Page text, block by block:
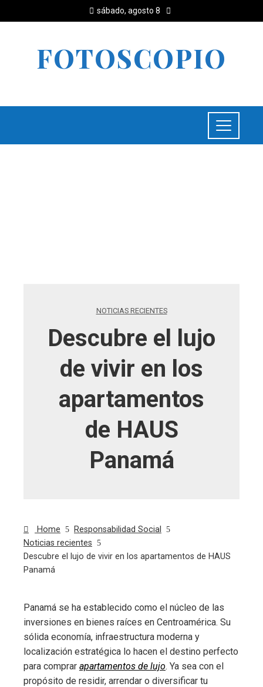
sábado, agosto 8
FOTOSCOPIO
NOTICIAS RECIENTES
Descubre el lujo
de vivir en los
apartamentos
de HAUS
Panamá
Home
Responsabilidad Social
Noticias recientes
Descubre el lujo de vivir en los apartamentos de HAUS
Panamá
Panamá se ha establecido como el núcleo de las
inversiones en bienes raíces en Centroamérica. Su
sólida economía, infraestructura moderna y
localización estratégica lo hacen el destino perfecto
para comprar apartamentos de lujo. Ya sea con el
propósito de residir, arrendar o diversificar tu